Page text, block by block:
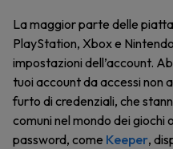
La maggior parte delle
PlayStation, Xbox e
impostazioni dell’account.
tuoi account da accessi non
furto di credenziali, che
comuni nel mondo dei giochi
password, come Keeper,